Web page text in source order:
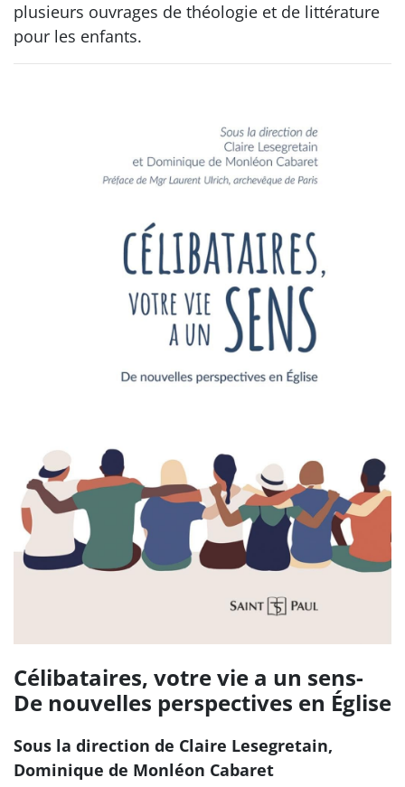
plusieurs ouvrages de théologie et de littérature
pour les enfants.
Célibataires, votre vie a un sens-
De nouvelles perspectives en Église
Sous la direction de Claire Lesegretain,
Dominique de Monléon Cabaret